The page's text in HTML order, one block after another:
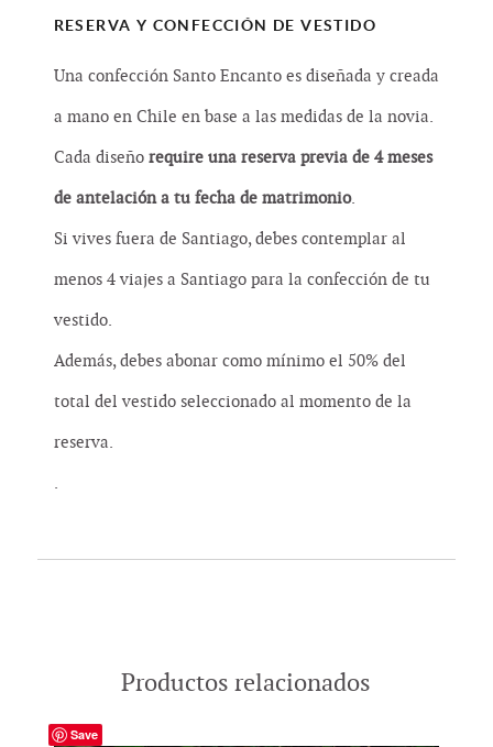
RESERVA Y CONFECCIÓN DE VESTIDO
Una confección Santo Encanto es diseñada y creada
a mano en Chile en base a las medidas de la novia.
Cada diseño require una reserva previa de 4 meses
de antelación a tu fecha de matrimonio.
Si vives fuera de Santiago, debes contemplar al
menos 4 viajes a Santiago para la confección de tu
vestido.
Además, debes abonar como mínimo el 50% del
total del vestido seleccionado al momento de la
reserva.
.
Productos relacionados
Save